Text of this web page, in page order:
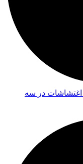
اغتشاشات در سه